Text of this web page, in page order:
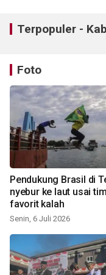
Terpopuler -
Foto
Pendukung Brasil di
nyebur ke laut usai tim
favorit kalah
Senin, 6 Juli 2026